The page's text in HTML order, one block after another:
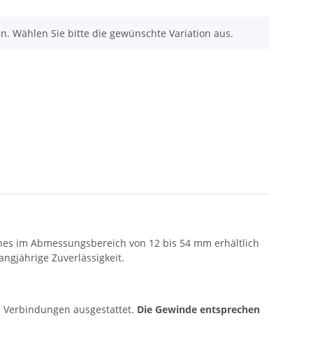
Wählen Sie bitte die gewünschte Variation aus.
im Abmessungsbereich von 12 bis 54 mm erhältlich
Zuverlässigkeit.
ausgestattet. Die Gewinde entsprechen